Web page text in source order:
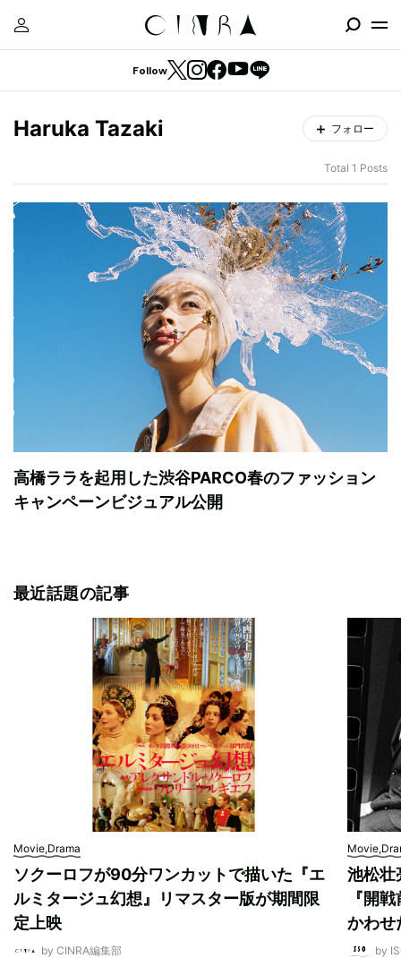
Follow
Haruka Tazaki フォロー
Total 1 Posts
高橋ララを起用した渋谷PARCO春のファッション
キャンペーンビジュアル公開
最近話題の記事
Movie,Drama
ソクーロフが90分ワンカットで描いた『エ
ルミタージュ幻想』リマスター版が期間限
定上映
by CINRA編集部
池松壮
『開
かわせ
by